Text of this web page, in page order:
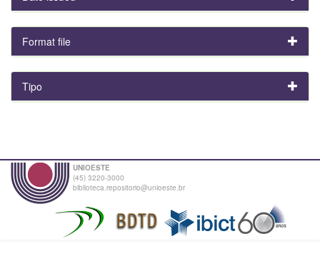
Format file
Tipo
UNIOESTE
(45) 3220-3000
biblioteca.repositorio@unioeste.br